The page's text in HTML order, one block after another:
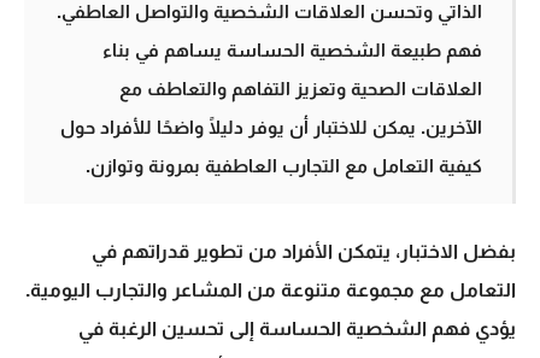
الذاتي وتحسن العلاقات الشخصية والتواصل العاطفي.
فهم طبيعة الشخصية الحساسة يساهم في بناء
العلاقات الصحية وتعزيز التفاهم والتعاطف مع
الآخرين. يمكن للاختبار أن يوفر دليلًا واضحًا للأفراد حول
كيفية التعامل مع التجارب العاطفية بمرونة وتوازن.
بفضل الاختبار، يتمكن الأفراد من تطوير قدراتهم في
التعامل مع مجموعة متنوعة من المشاعر والتجارب اليومية.
يؤدي فهم الشخصية الحساسة إلى تحسين الرغبة في